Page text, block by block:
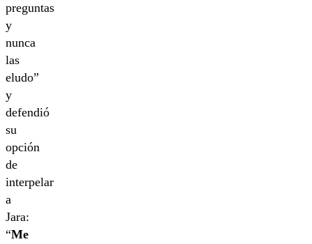
preguntas
y
nunca
las
eludo”
y
defendió
su
opción
de
interpelar
a
Jara:
“Me